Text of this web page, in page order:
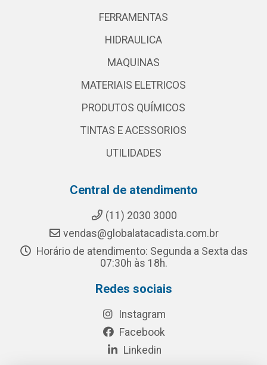
FERRAMENTAS
HIDRAULICA
MAQUINAS
MATERIAIS ELETRICOS
PRODUTOS QUÍMICOS
TINTAS E ACESSORIOS
UTILIDADES
Central de atendimento
(11) 2030 3000
vendas@globalatacadista.com.br
Horário de atendimento: Segunda a Sexta das
07:30h às 18h.
Redes sociais
Instagram
Facebook
Linkedin